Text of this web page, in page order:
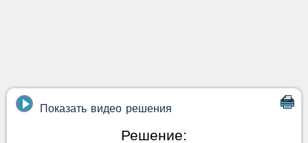
Показать видео решения
Решение: